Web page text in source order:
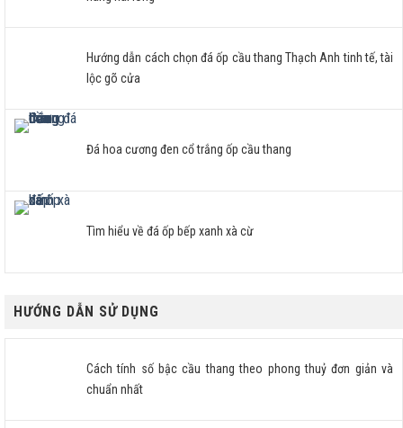
Hướng dẫn cách chọn đá ốp cầu thang Thạch Anh tinh tế, tài
lộc gõ cửa
Đá hoa cương đen cổ trắng ốp cầu thang
Tìm hiểu về đá ốp bếp xanh xà cừ
HƯỚNG DẪN SỬ DỤNG
Cách tính số bậc cầu thang theo phong thuỷ đơn giản và
chuẩn nhất